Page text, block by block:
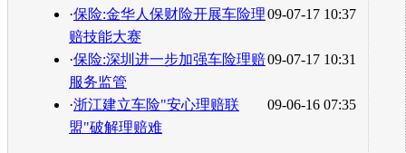
09-07-17 10:37
·保险:金华人保财险开展车险理
赔技能大赛
09-07-17 10:31
·保险:深圳进一步加强车险理赔
服务监管
09-06-16 07:35
·浙江建立车险"安心理赔联
盟"破解理赔难